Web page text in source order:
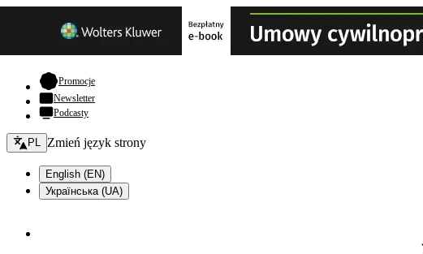
Promocje- otwiera się w nowej karcie
Newsletter
Podcasty
Zmień język - bieżący:
PL Zmień język strony
English (EN)
Українська (UA)